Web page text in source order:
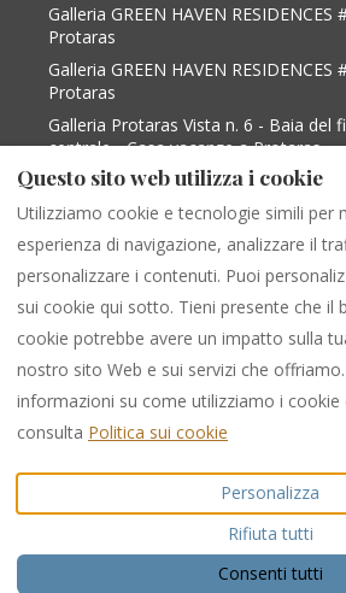
Galleria GREEN HAVEN RESIDENCES
Protaras
Galleria GREEN HAVEN RESIDENCES
Protaras
Galleria Protaras Vista n. 6 - Baia del
centrale - Casa vacanze a Protaras
Galleria Protaras Vista n. 9 - Baia del
Protaras Centrale - Casa vacanze a
Galleria Protaras Vista 2 - Baia del
centrale - Villa in Paralimni
Italiano EUR
284 Protaras -Cape Greco
Avenue, Shop 1,
PARALIMNI, Famagusta,
Email:
info@purpleinternational.e
riservati
Questo sito web utilizza i cookie
Utilizziamo cookie e tecnologie simili per
esperienza di navigazione, analizzare il
personalizzare i contenuti. Puoi
sui cookie qui sotto. Tieni presente che il
cookie potrebbe avere un impatto sulla
nostro sito Web e sui servizi che
informazioni su come utilizziamo i cookie
consulta Politica sui cookie
Personalizza
Rifiuta tutti
Consenti tutti